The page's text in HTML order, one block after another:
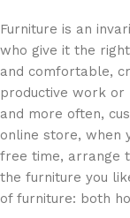
Furniture is an
who give it the
and comfortable,
productive work or
and more often,
online store, when
free time, arrange
the furniture you
of furniture: both